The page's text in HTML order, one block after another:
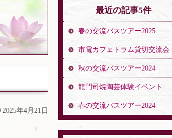
2025年4月21日
最近の記事5件
春の交流バスツアー2025
市電カフェトラム貸切交流会
秋の交流バスツアー2024
龍門司焼陶芸体験イベント
春の交流バスツアー2024